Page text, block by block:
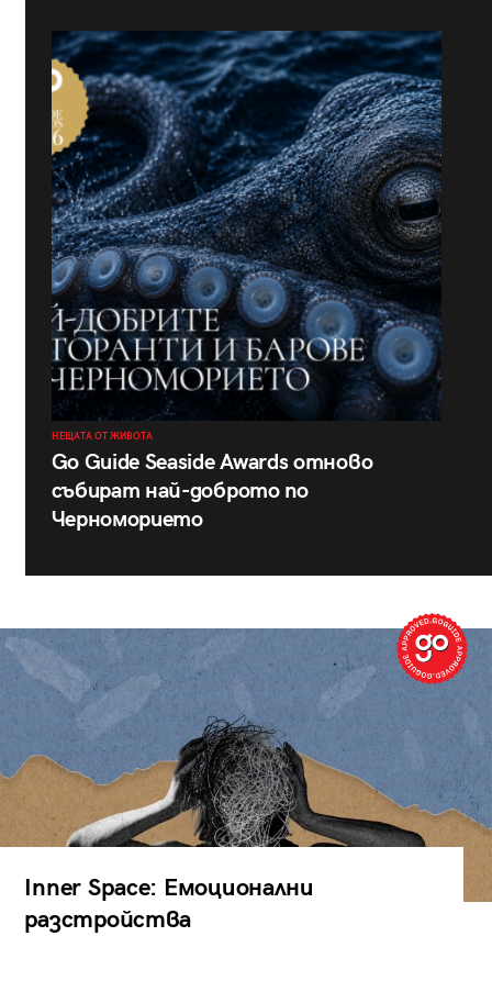
НЕЩАТА ОТ ЖИВОТА
Go Guide Seaside Awards отново
събират най-доброто по
Черноморието
Inner Space: Емоционални
разстройства